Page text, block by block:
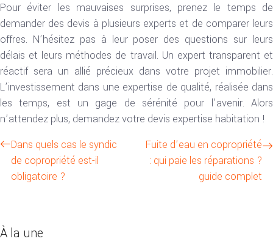
Pour éviter les mauvaises surprises, prenez le temps de
demander des devis à plusieurs experts et de comparer leurs
offres. N’hésitez pas à leur poser des questions sur leurs
délais et leurs méthodes de travail. Un expert transparent et
réactif sera un allié précieux dans votre projet immobilier.
L’investissement dans une expertise de qualité, réalisée dans
les temps, est un gage de sérénité pour l’avenir. Alors
n’attendez plus, demandez votre devis expertise habitation !
Dans quels cas le syndic
de copropriété est-il
obligatoire ?
Fuite d’eau en copropriété
: qui paie les réparations ?
guide complet
À la une